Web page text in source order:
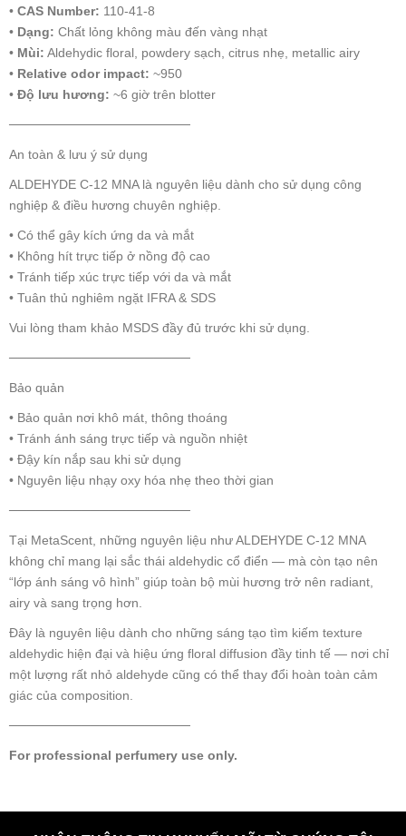
• CAS Number: 110-41-8
• Dạng: Chất lỏng không màu đến vàng nhạt
• Mùi: Aldehydic floral, powdery sạch, citrus nhẹ, metallic airy
• Relative odor impact: ~950
• Độ lưu hương: ~6 giờ trên blotter
────────────────────
An toàn & lưu ý sử dụng
ALDEHYDE C-12 MNA là nguyên liệu dành cho sử dụng công
nghiệp & điều hương chuyên nghiệp.
• Có thể gây kích ứng da và mắt
• Không hít trực tiếp ở nồng độ cao
• Tránh tiếp xúc trực tiếp với da và mắt
• Tuân thủ nghiêm ngặt IFRA & SDS
Vui lòng tham khảo MSDS đầy đủ trước khi sử dụng.
────────────────────
Bảo quản
• Bảo quản nơi khô mát, thông thoáng
• Tránh ánh sáng trực tiếp và nguồn nhiệt
• Đậy kín nắp sau khi sử dụng
• Nguyên liệu nhạy oxy hóa nhẹ theo thời gian
────────────────────
Tại MetaScent, những nguyên liệu như ALDEHYDE C-12 MNA
không chỉ mang lại sắc thái aldehydic cổ điển — mà còn tạo nên
“lớp ánh sáng vô hình” giúp toàn bộ mùi hương trở nên radiant,
airy và sang trọng hơn.
Đây là nguyên liệu dành cho những sáng tạo tìm kiếm texture
aldehydic hiện đại và hiệu ứng floral diffusion đầy tinh tế — nơi chỉ
một lượng rất nhỏ aldehyde cũng có thể thay đổi hoàn toàn cảm
giác của composition.
────────────────────
For professional perfumery use only.